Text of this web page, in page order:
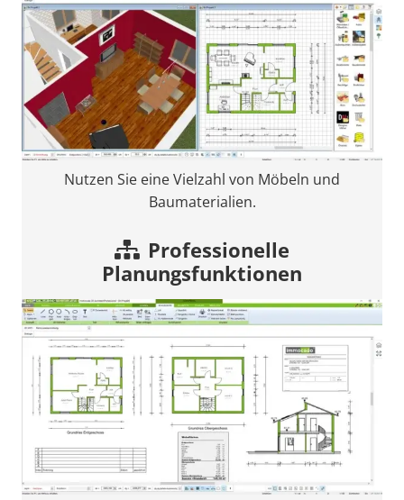
Nutzen Sie eine Vielzahl von Möbeln und
Baumaterialien.
Professionelle
Planungsfunktionen